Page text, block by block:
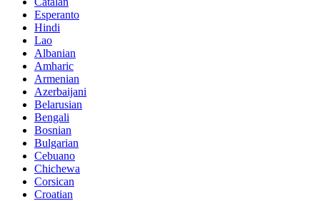
Esperanto
Hindi
Lao
Albanian
Amharic
Armenian
Azerbaijani
Belarusian
Bengali
Bosnian
Bulgarian
Cebuano
Chichewa
Corsican
Croatian